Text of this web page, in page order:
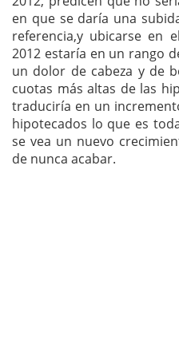
en que se daría una
referencia,y ubicarse en
2012 estaría en un rango
un dolor de cabeza y de
cuotas más altas de las
traduciría en un
hipotecados lo que es
se vea un nuevo
de nunca acabar.